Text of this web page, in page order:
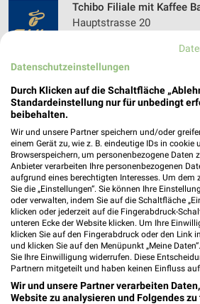
Tchibo Filiale mit Kaffee
Hauptstrasse 20
Heute 09:00 - 18:00 Uhr |
387,04 km • Angebote: 5
Woolworth Höchst im
Erbacher Str. 1-3
64739 Höchst im
Heute 09:00 - 19:00 Uhr |
431,28 km
Woolworth Groß-Umstadt
Albert-Einstein-Straße 11b
Heute 09:00 - 19:00 Uhr |
Datenschutzeinstellungen
Durch Klicken auf die Schaltfläche
Standardeinstellung nur für unbedingt
beibehalten.
Wir und unsere Partner speichern und/oder
einem Gerät zu, wie z. B. eindeutige IDs in cookie
Browserspeichern, um personenbezogene Daten
Anbieter verarbeiten Ihre personenbezogenen
aufgrund eines berechtigten Interesses. Um dem
Sie die „Einstellungen“. Sie können Ihre
oder verwalten, indem Sie auf die Schaltfläche
klicken oder jederzeit auf die Fingerabdruck-
unteren Ecke der Website klicken. Um Ihre
klicken Sie auf den Fingerabdruck oder den Link
und klicken Sie auf den Menüpunkt „Meine
Sie Ihre Einwilligung widerrufen. Diese
Partnern mitgeteilt und haben keinen Einfluss
Wir und unsere Partner verarbeiten
Website zu analysieren und Folgendes zu